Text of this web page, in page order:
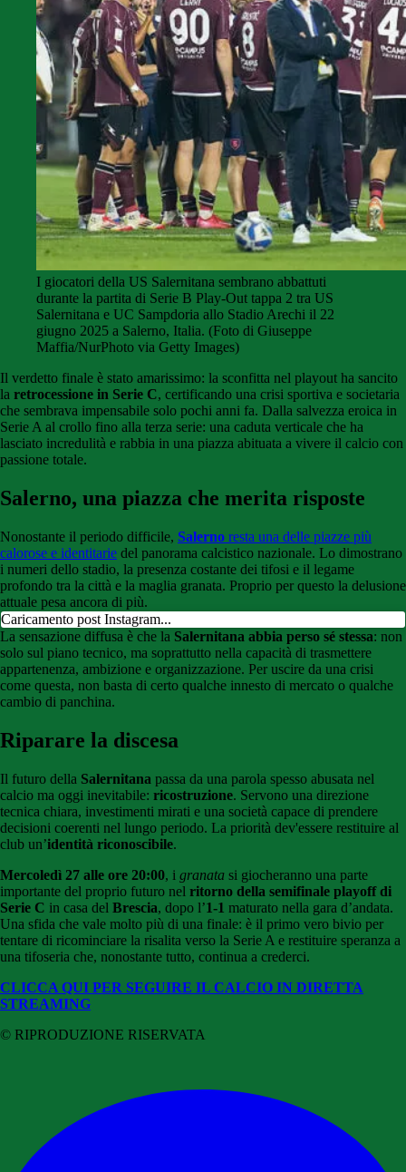
I giocatori della US Salernitana sembrano abbattuti
durante la partita di Serie B Play-Out tappa 2 tra US
Salernitana e UC Sampdoria allo Stadio Arechi il 22
giugno 2025 a Salerno, Italia. (Foto di Giuseppe
Maffia/NurPhoto via Getty Images)
Il verdetto finale è stato amarissimo: la sconfitta nel playout ha sancito
la retrocessione in Serie C, certificando una crisi sportiva e societaria
che sembrava impensabile solo pochi anni fa. Dalla salvezza eroica in
Serie A al crollo fino alla terza serie: una caduta verticale che ha
lasciato incredulità e rabbia in una piazza abituata a vivere il calcio con
passione totale.
Salerno, una piazza che merita risposte
Nonostante il periodo difficile, Salerno resta una delle piazze più
calorose e identitarie del panorama calcistico nazionale. Lo dimostrano
i numeri dello stadio, la presenza costante dei tifosi e il legame
profondo tra la città e la maglia granata. Proprio per questo la delusione
attuale pesa ancora di più.
Caricamento post Instagram...
La sensazione diffusa è che la Salernitana abbia perso sé stessa: non
solo sul piano tecnico, ma soprattutto nella capacità di trasmettere
appartenenza, ambizione e organizzazione. Per uscire da una crisi
come questa, non basta di certo qualche innesto di mercato o qualche
cambio di panchina.
Riparare la discesa
Il futuro della Salernitana passa da una parola spesso abusata nel
calcio ma oggi inevitabile: ricostruzione. Servono una direzione
tecnica chiara, investimenti mirati e una società capace di prendere
decisioni coerenti nel lungo periodo. La priorità dev'essere restituire al
club un’identità riconoscibile.
Mercoledì 27 alle ore 20:00, i granata si giocheranno una parte
importante del proprio futuro nel ritorno della semifinale playoff di
Serie C in casa del Brescia, dopo l’1-1 maturato nella gara d’andata.
Una sfida che vale molto più di una finale: è il primo vero bivio per
tentare di ricominciare la risalita verso la Serie A e restituire speranza a
una tifoseria che, nonostante tutto, continua a crederci.
CLICCA QUI PER SEGUIRE IL CALCIO IN DIRETTA
STREAMING
© RIPRODUZIONE RISERVATA